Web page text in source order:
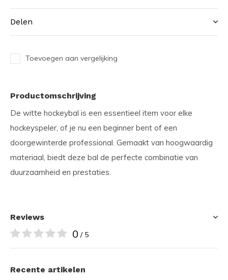
Delen
Toevoegen aan vergelijking
Productomschrijving
De witte hockeybal is een essentieel item voor elke
hockeyspeler, of je nu een beginner bent of een
doorgewinterde professional. Gemaakt van hoogwaardig
materiaal, biedt deze bal de perfecte combinatie van
duurzaamheid en prestaties.
Reviews
0 / 5
Recente artikelen